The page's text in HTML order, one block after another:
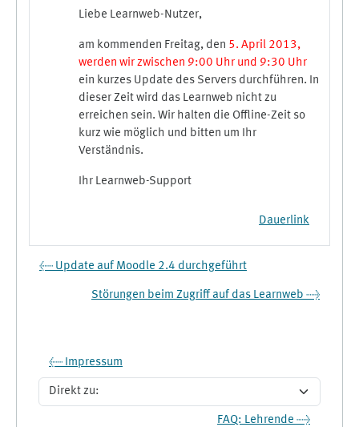
Liebe Learnweb-Nutzer,
am kommenden Freitag, den 5. April 2013,
werden wir zwischen 9:00 Uhr und 9:30 Uhr
ein kurzes Update des Servers durchführen. In
dieser Zeit wird das Learnweb nicht zu
erreichen sein. Wir halten die Offline-Zeit so
kurz wie möglich und bitten um Ihr
Verständnis.
Ihr Learnweb-Support
Dauerlink
← Update auf Moodle 2.4 durchgeführt
Störungen beim Zugriff auf das Learnweb →
← Impressum
FAQ: Lehrende →